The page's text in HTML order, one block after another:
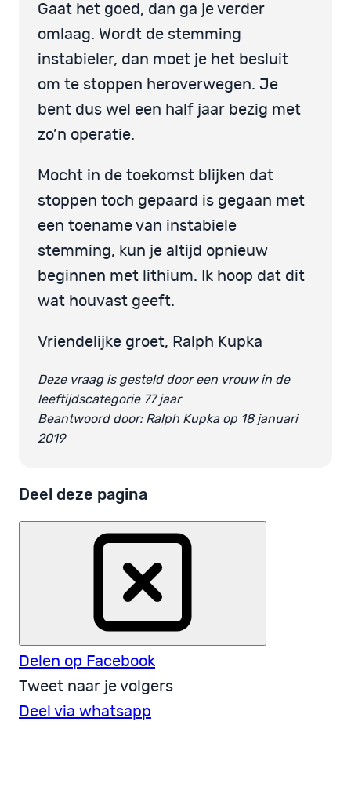
Gaat het goed, dan ga je verder
omlaag. Wordt de stemming
instabieler, dan moet je het besluit
om te stoppen heroverwegen. Je
bent dus wel een half jaar bezig met
zo’n operatie.
Mocht in de toekomst blijken dat
stoppen toch gepaard is gegaan met
een toename van instabiele
stemming, kun je altijd opnieuw
beginnen met lithium. Ik hoop dat dit
wat houvast geeft.
Vriendelijke groet, Ralph Kupka
Deze vraag is gesteld door een vrouw in de
leeftijdscategorie 77 jaar
Beantwoord door: Ralph Kupka op 18 januari
2019
Deel deze pagina
Delen op Facebook
Tweet naar je volgers
Deel via whatsapp